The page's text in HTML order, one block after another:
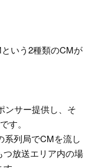
いう2種類のCMが
ンサー提供し、そ
す。
系列局でCMを流し
放送エリア内の場